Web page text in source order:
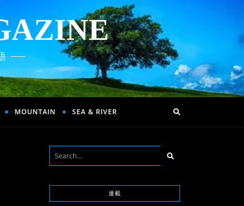
MOUNTAIN SEA & RIVER
連載